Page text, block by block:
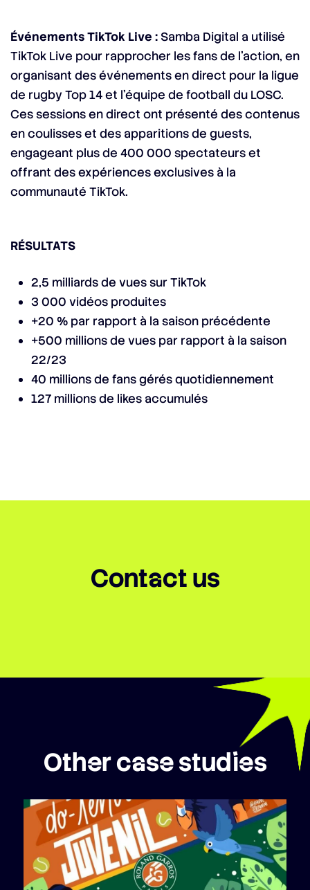
Événements TikTok Live : Samba Digital a utilisé
TikTok Live pour rapprocher les fans de l’action, en
organisant des événements en direct pour la ligue
de rugby Top 14 et l’équipe de football du LOSC.
Ces sessions en direct ont présenté des contenus
en coulisses et des apparitions de guests,
engageant plus de 400 000 spectateurs et
offrant des expériences exclusives à la
communauté TikTok.
RÉSULTATS
2,5 milliards de vues sur TikTok
3 000 vidéos produites
+20 % par rapport à la saison précédente
+500 millions de vues par rapport à la saison
22/23
40 millions de fans gérés quotidiennement
127 millions de likes accumulés
Contact us
Other case studies